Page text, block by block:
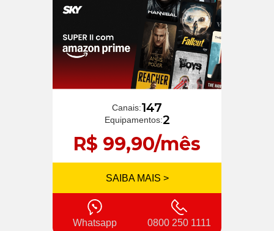
Canais:147
Equipamentos:2
R$ 99,90/mês
SAIBA MAIS >
Whatsapp 0800 250 1111